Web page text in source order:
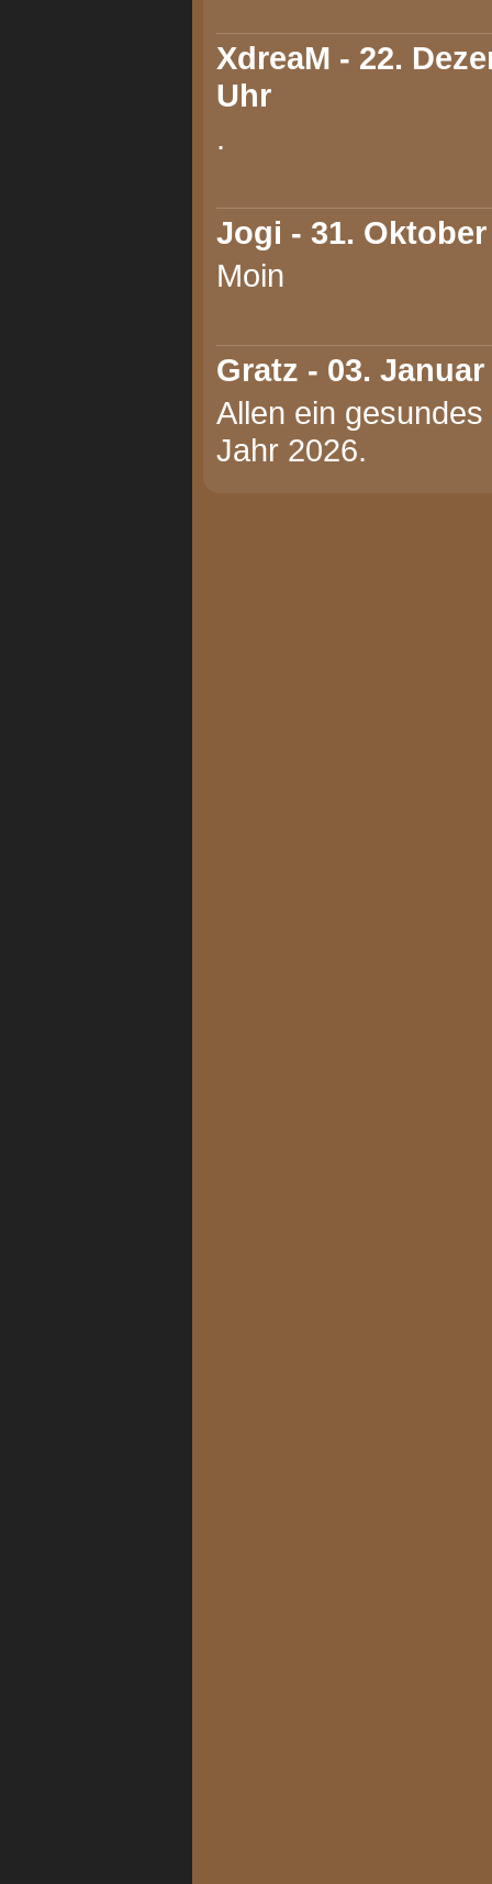
XdreaM - 22.
Uhr
.
Jogi - 31. Oktober
Moin
Gratz - 03. Januar
Allen ein
Jahr 2026.